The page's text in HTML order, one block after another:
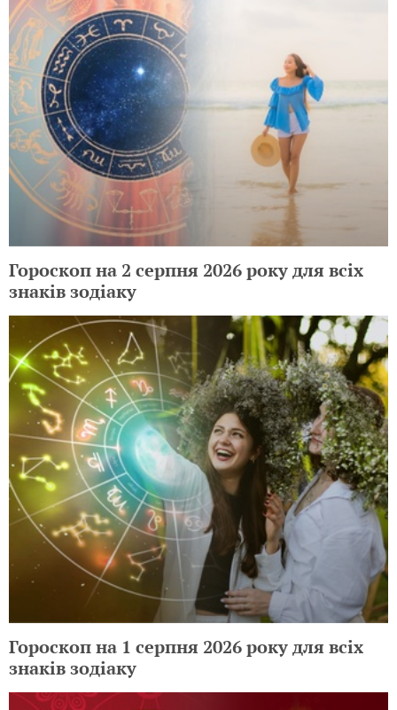
Гороскоп на 2 серпня 2026 року для всіх
знаків зодіаку
Гороскоп на 1 серпня 2026 року для всіх
знаків зодіаку